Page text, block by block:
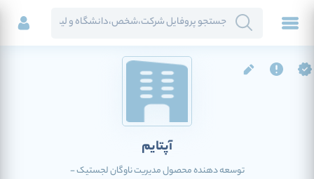
آپتایم
توسعه دهنده محصول مدیریت ناوگان لجستیک -